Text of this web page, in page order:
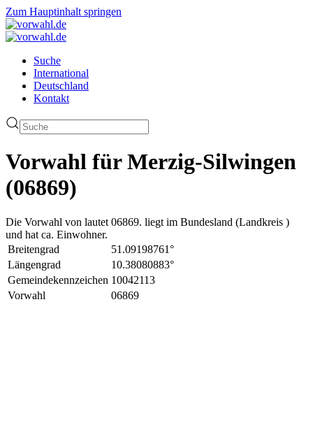
Zum Hauptinhalt springen
Suche
International
Deutschland
Kontakt
Vorwahl für Merzig-Silwingen
(06869)
Die Vorwahl von lautet 06869. liegt im Bundesland (Landkreis )
und hat ca. Einwohner.
Breitengrad
51.09198761°
Längengrad
10.38080883°
Gemeindekennzeichen 10042113
Vorwahl
06869